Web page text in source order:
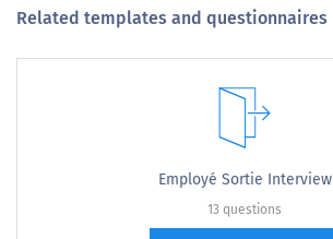
Related templates and questionnaires
Employé Sortie Interview
13 questions